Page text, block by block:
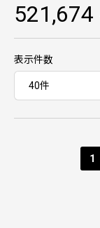
521,674
表示件数
1